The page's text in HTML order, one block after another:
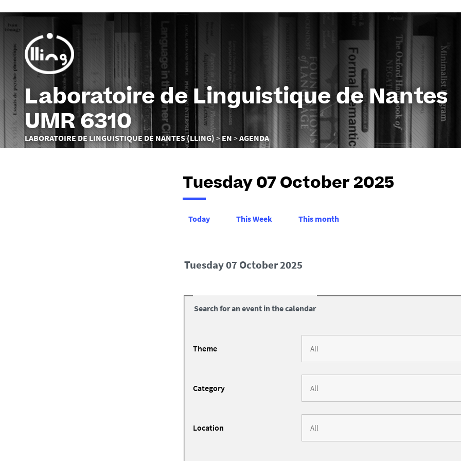
Laboratoire de Linguistique de Nantes
UMR 6310
Vous
êtes
LABORATOIRE DE LINGUISTIQUE DE NANTES (LLING) EN AGENDA
Tuesday 07 October 2025
Today This Week This month
Tuesday 07 October 2025
Search for an event in the calendar
Theme
Category
Location